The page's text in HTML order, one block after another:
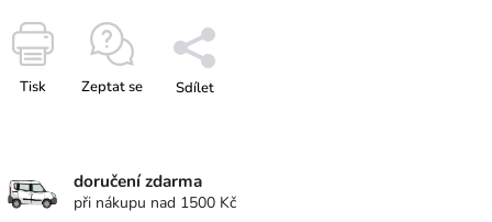
Tisk Zeptat se Sdílet
doručení zdarma
při nákupu nad 1500 Kč